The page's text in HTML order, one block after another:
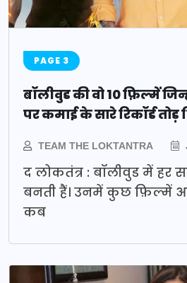
PAGE 3
बॉलीवुड की वो 10 फ़िल्में
पर कमाई के सारे रिकॉर्ड तोड़
TEAM THE LOKTANTRA
द लोकतंत्र : बॉलीवुड में हर
बनती हैं। उनमें कुछ फ़िल्में
कब